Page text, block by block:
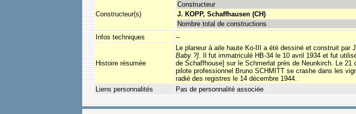
Constructeur(s)
Constructeur
J. KOPP, Schaffhausen (CH)
Nombre total de constructions
Infos techniques
--
Histoire résumée
Le planeur à aile haute Ko-III a été dessiné et construit par
Baby ?]. Il fut immatriculé HB-34 le 10 avril 1934 et fut
de Schaffhouse] sur le Schmerlat près de Neunkirch. Le
pilote professionnel Bruno SCHMITT se crashe dans les
radié des registres le 14 décembre 1944.
Liens personnalités
Pas de personnalité associée